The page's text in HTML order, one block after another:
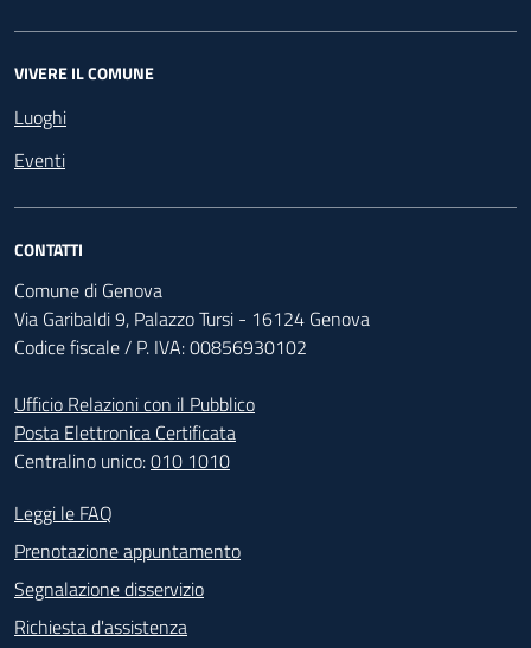
VIVERE IL COMUNE
Luoghi
Eventi
CONTATTI
Comune di Genova
Via Garibaldi 9, Palazzo Tursi - 16124 Genova
Codice fiscale / P. IVA: 00856930102
Ufficio Relazioni con il Pubblico
Posta Elettronica Certificata
Centralino unico:010 1010
Footer - Contatti
Leggi le FAQ
Prenotazione appuntamento
Segnalazione disservizio
Richiesta d'assistenza